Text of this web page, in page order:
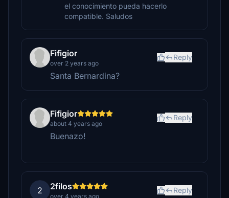
el conocimiento pueda hacerlo
compatible. Saludos
Fifigior
over 2 years ago
Reply
Santa Bernardina?
Fifigior
about 4 years ago
Reply
Buenazo!
2 2filos
over 4 years ago
Reply